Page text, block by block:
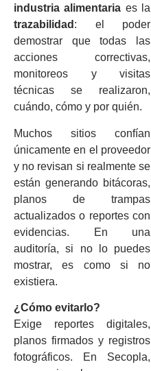
industria alimentaria es la
trazabilidad : el poder
demostrar que todas las
acciones correctivas,
monitoreos y visitas
técnicas se realizaron,
cuándo, cómo y por quién.
Muchos sitios confían
únicamente en el proveedor
y no revisan si realmente se
están generando bitácoras,
planos de trampas
actualizados o reportes con
evidencias. En una
auditoría, si no lo puedes
mostrar, es como si no
existiera.
¿Cómo evitarlo?
Exige reportes digitales,
planos firmados y registros
fotográficos. En Secopla,